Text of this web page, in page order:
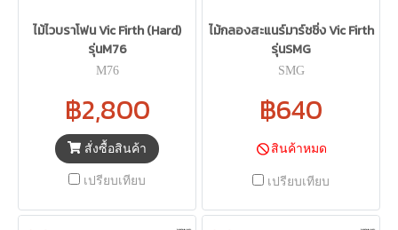
ไม้ไวบราโฟน Vic Firth (Hard)
รุ่นM76
M76
฿2,800
สั่งซื้อสินค้า
เปรียบเทียบ
ไม้กลองสะแนร์มาร์ชชิ่ง Vic Firth
รุ่นSMG
SMG
฿640
สินค้าหมด
เปรียบเทียบ